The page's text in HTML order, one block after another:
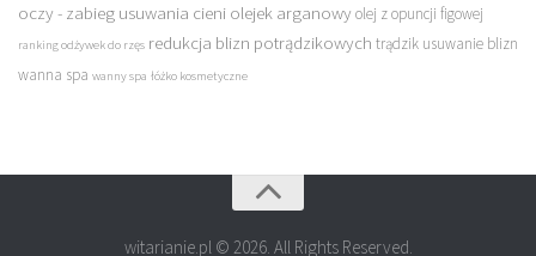
oczy - zabieg usuwania cieni olejek arganowy olej z opuncji figowej
ranking odżywek do rzęs redukcja blizn potrądzikowych trądzik usuwanie blizn
wanna spa wanny spa łóżko kosmetyczne
witarianie.pl © 2026. All Rights Reserved.